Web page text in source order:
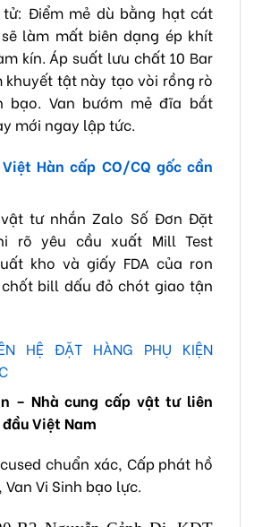
tử: Điểm mẻ dù bằng hạt cát
làm mất biên dạng ép khít
kín. Áp suất lưu chất 10 Bar
khuyết tật này tạo vòi rồng rò
bạo. Van bướm mẻ đĩa bắt
mới ngay lập tức.
Hàn cấp CO/CQ gốc cần
tư nhắn Zalo Số Đơn Đặt
rõ yêu cầu xuất Mill Test
kho và giấy FDA của ron
bill dấu đỏ chót giao tận
HỆ ĐẶT HÀNG PHỤ KIỆN
– Nhà cung cấp vật tư liên
Việt Nam
chuẩn xác, Cấp phát hồ
Vi Sinh bạo lực.